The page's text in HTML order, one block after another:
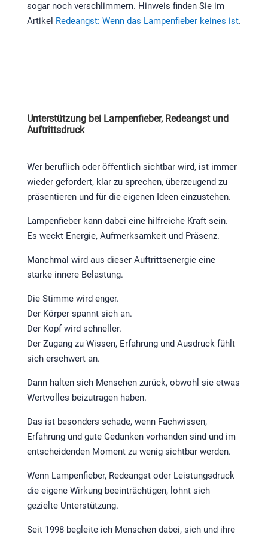
sogar noch verschlimmern. Hinweis finden Sie im
Artikel Redeangst: Wenn das Lampenfieber keines ist.
Unterstützung bei Lampenfieber, Redeangst und
Auftrittsdruck
Wer beruflich oder öffentlich sichtbar wird, ist immer
wieder gefordert, klar zu sprechen, überzeugend zu
präsentieren und für die eigenen Ideen einzustehen.
Lampenfieber kann dabei eine hilfreiche Kraft sein.
Es weckt Energie, Aufmerksamkeit und Präsenz.
Manchmal wird aus dieser Auftrittsenergie eine
starke innere Belastung.
Die Stimme wird enger.
Der Körper spannt sich an.
Der Kopf wird schneller.
Der Zugang zu Wissen, Erfahrung und Ausdruck fühlt
sich erschwert an.
Dann halten sich Menschen zurück, obwohl sie etwas
Wertvolles beizutragen haben.
Das ist besonders schade, wenn Fachwissen,
Erfahrung und gute Gedanken vorhanden sind und im
entscheidenden Moment zu wenig sichtbar werden.
Wenn Lampenfieber, Redeangst oder Leistungsdruck
die eigene Wirkung beeinträchtigen, lohnt sich
gezielte Unterstützung.
Seit 1998 begleite ich Menschen dabei, sich und ihre